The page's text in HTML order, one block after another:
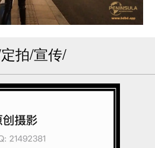
拍/宣传/